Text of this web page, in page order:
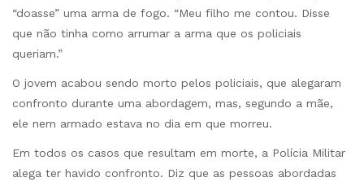
“doasse” uma arma de fogo. “Meu filho me contou. Disse
que não tinha como arrumar a arma que os policiais
queriam.”
O jovem acabou sendo morto pelos policiais, que alegaram
confronto durante uma abordagem, mas, segundo a mãe,
ele nem armado estava no dia em que morreu.
Em todos os casos que resultam em morte, a Polícia Militar
alega ter havido confronto. Diz que as pessoas abordadas